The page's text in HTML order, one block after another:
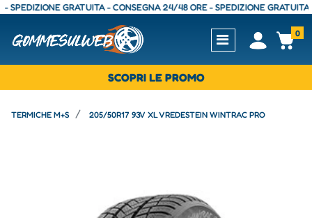
GRATUITA - CONSEGNA 24/48 ORE - SPEDIZIONE GRATUITA -
Open0
SCOPRI LE PROMO
TERMICHE M+S 205/50R17 93V XL VREDESTEIN WINTRAC PRO